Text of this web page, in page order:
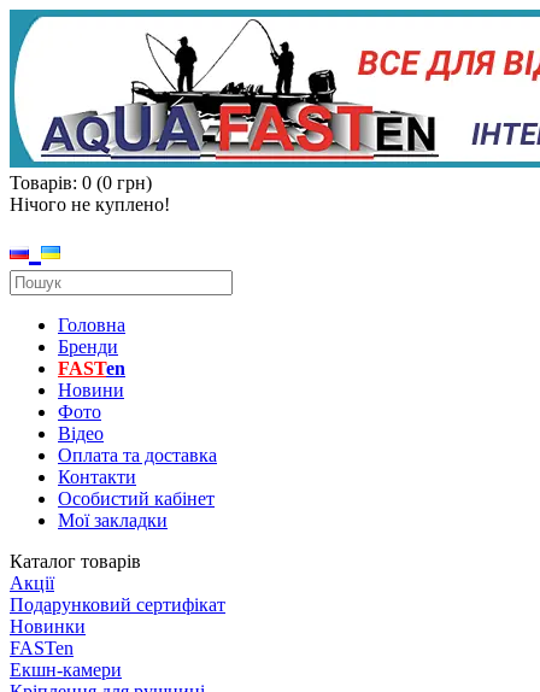
Товарів: 0 (0 грн)
Нічого не куплено!
Головна
Бренди
FASTen
Новини
Фото
Відео
Оплата та доставка
Контакти
Особистий кабінет
Мої закладки
Каталог товарів
Акції
Подарунковий сертифікат
Новинки
FASTen
Екшн-камери